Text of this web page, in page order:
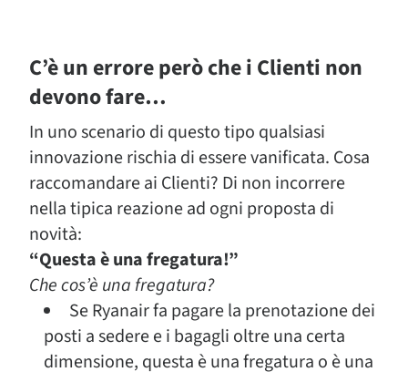
C’è un errore però che i Clienti non
devono fare…
In uno scenario di questo tipo qualsiasi
innovazione rischia di essere vanificata. Cosa
raccomandare ai Clienti? Di non incorrere
nella tipica reazione ad ogni proposta di
novità:
“Questa è una fregatura!”
Che cos’è una fregatura?
Se Ryanair fa pagare la prenotazione dei
posti a sedere e i bagagli oltre una certa
dimensione, questa è una fregatura o è una